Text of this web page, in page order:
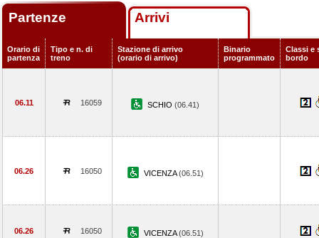
Partenze Arrivi
Orario di
partenza
Tipo e n. di
treno
Stazione di arrivo
(orario di arrivo)
Binario
programmato
Classi e
bordo
06.11 16059 SCHIO (06.41)
06.26 16050 VICENZA(06.51)
06.26 16050 VICENZA(06.51)